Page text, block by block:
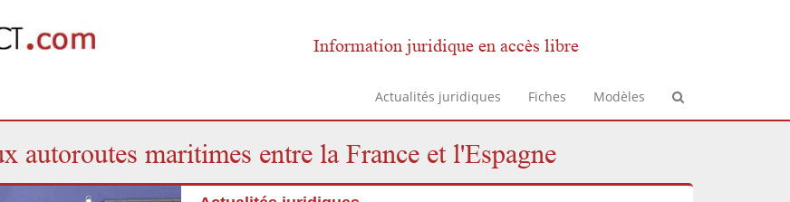
Information juridique en accès libre
Actualités juridiques Fiches Modèles
autoroutes maritimes entre la France et l'Espagne